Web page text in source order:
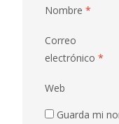
Nombre *
Correo
electrónico *
Web
Guarda mi